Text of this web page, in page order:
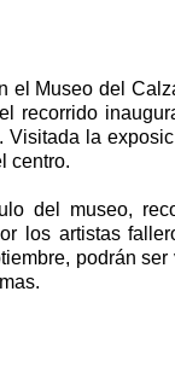
el Museo del
recorrido
Visitada la
centro.
del museo,
los artistas
podrán